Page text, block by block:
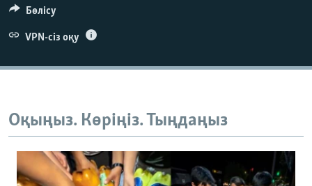
Бөлісу
VPN-сіз оқу
Оқыңыз. Көріңіз. Тыңдаңыз